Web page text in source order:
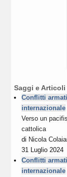
Saggi e Articoli
Conflitti
internazionale
Verso un
cattolica
di Nicola
31 Luglio 2024
Conflitti
internazionale